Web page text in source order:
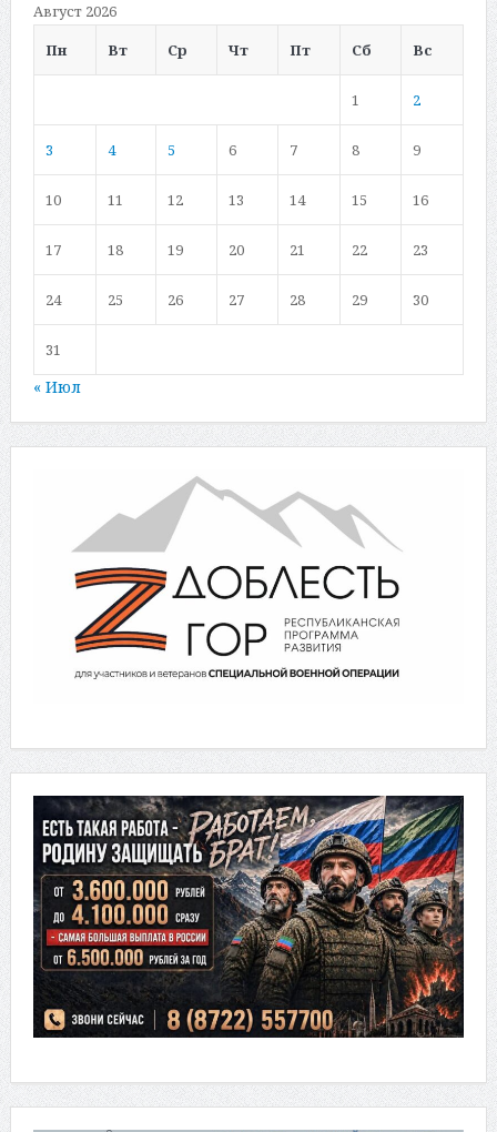
Август 2026
Пн
Вт Ср Чт Пт Сб Вс
1 2
3 4 5 6 7 8 9
10 11 12 13 14 15 16
17 18 19 20 21 22 23
24 25 26 27 28 29 30
31
« Июл